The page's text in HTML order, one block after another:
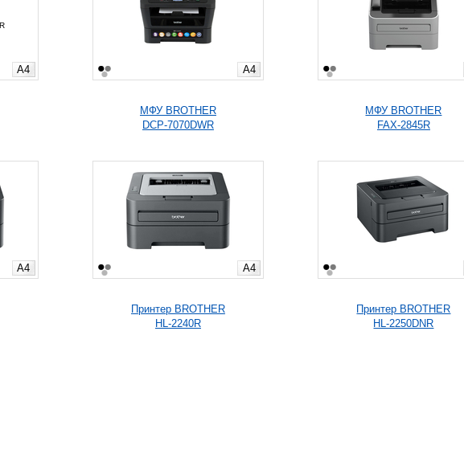
A4 A4
МФУ BROTHER
DCP-7070DWR
МФУ BROTHER
FAX-2845R
A4 A4
Принтер BROTHER
HL-2240R
Принтер BROTHER
HL-2250DNR